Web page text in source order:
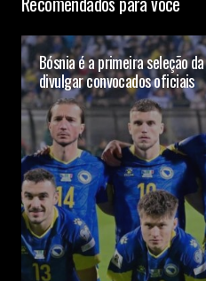
Bósnia é a primeira seleção
divulgar convocados oficiais